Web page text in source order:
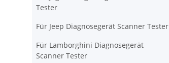
Tester
Für Jeep Diagnosegerät Scanner Tester
Für Lamborghini Diagnosegerät
Scanner Tester